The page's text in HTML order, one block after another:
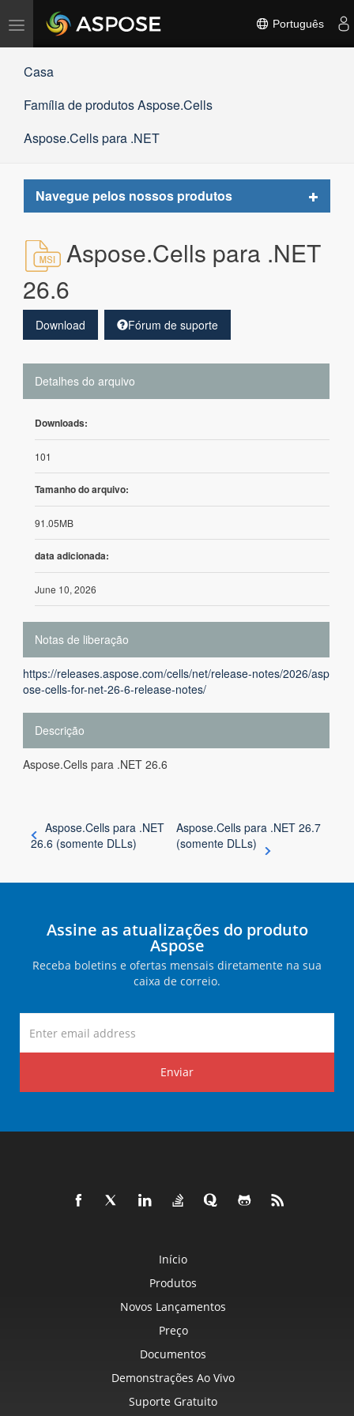
Alternar
navegação
Português
Casa
Família de produtos Aspose.Cells
Aspose.Cells para .NET
Navegue pelos nossos produtos
Toggle
Aspose.Cells para .NET
26.6
Download Fórum de suporte
Detalhes do arquivo
Downloads:
101
Tamanho do arquivo:
91.05MB
data adicionada:
June 10, 2026
Notas de liberação
https://releases.aspose.com/cells/net/release-notes/2026/asp
ose-cells-for-net-26-6-release-notes/
Descrição
Aspose.Cells para .NET 26.6
Aspose.Cells para .NET
26.6 (somente DLLs)
Aspose.Cells para .NET 26.7
(somente DLLs)
Assine as atualizações do produto
Aspose
Receba boletins e ofertas mensais diretamente na sua
caixa de correio.
Enviar
Início
Produtos
Novos Lançamentos
Preço
Documentos
Demonstrações Ao Vivo
Suporte Gratuito